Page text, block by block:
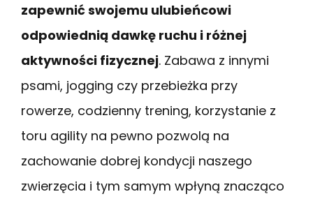
zapewnić swojemu ulubieńcowi
odpowiednią dawkę ruchu i różnej
aktywności fizycznej. Zabawa z innymi
psami, jogging czy przebieżka przy
rowerze, codzienny trening, korzystanie z
toru agility na pewno pozwolą na
zachowanie dobrej kondycji naszego
zwierzęcia i tym samym wpłyną znacząco